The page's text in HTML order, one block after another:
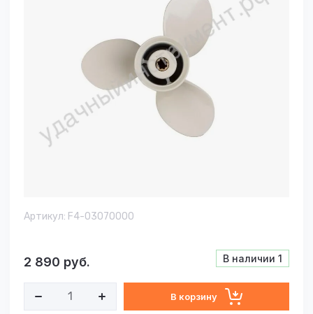
Артикул: F4-03070000
В наличии 1
2 890 руб.
В корзину